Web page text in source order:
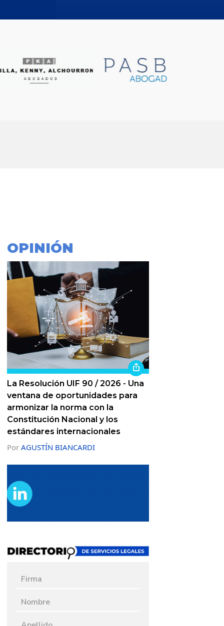
OPINIÓN
La Resolución UIF 90 / 2026 - Una
ventana de oportunidades para
armonizar la norma con la
Constitución Nacional y los
estándares internacionales
Por AGUSTÍN BIANCARDI